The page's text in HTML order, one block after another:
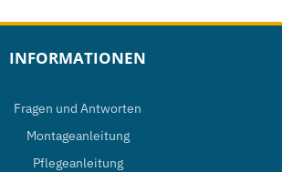
INFORMATIONEN
Fragen und Antworten
Montageanleitung
Pflegeanleitung